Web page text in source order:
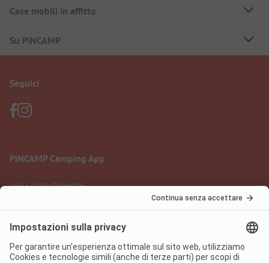
Case mobili in affitto
Su PiNCAMP
Seguici
PiNCAMP Camping App
usala gratuitamente
Informazione legale Condizioni d'uso